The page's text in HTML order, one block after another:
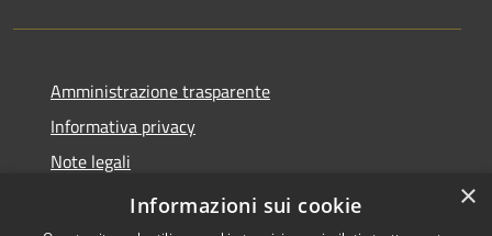
Amministrazione trasparente
Informativa privacy
Note legali
Dichiarazione di accessibilità
×
Informazioni sui cookie